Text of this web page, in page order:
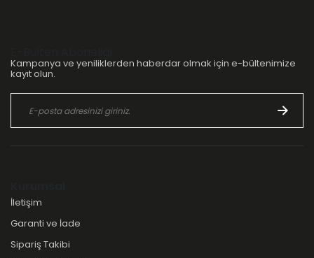
Kampanya ve yeniliklerden haberdar olmak için e-bültenimize
kayıt olun.
İletişim
Garanti ve İade
Sipariş Takibi